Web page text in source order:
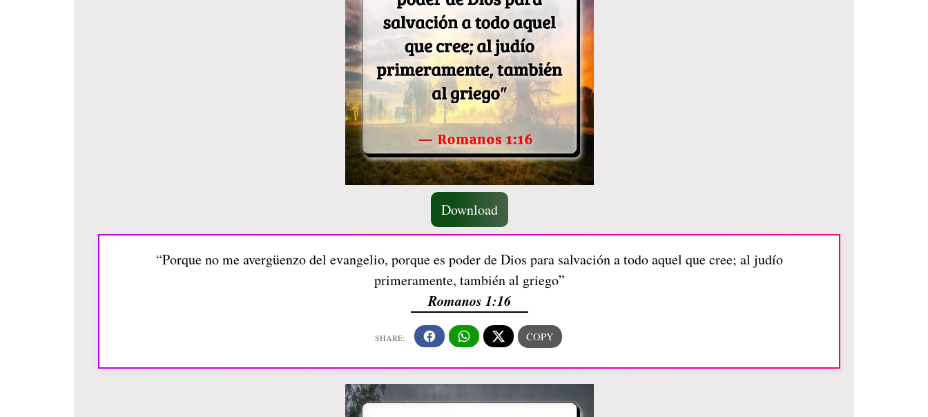
Download
“Porque no me avergüenzo del evangelio, porque es poder de Dios para salvación a todo aquel que cree; al judío
primeramente, también al griego”
Romanos 1:16